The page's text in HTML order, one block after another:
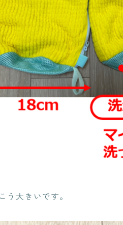
う大きいです。